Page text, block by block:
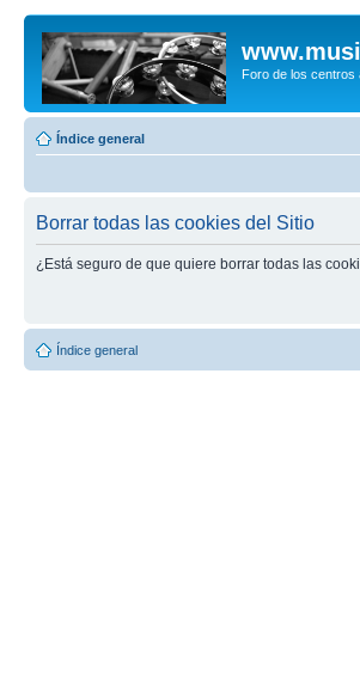
Foro de los centros
Índice general
Borrar todas las cookies del Sitio
¿Está seguro de que quiere borrar todas las
Índice general